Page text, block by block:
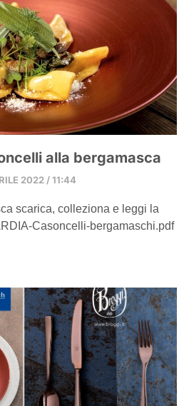
alla bergamasca
2022 11:44
scarica, colleziona e leggi la
Casoncelli-bergamaschi.pdf